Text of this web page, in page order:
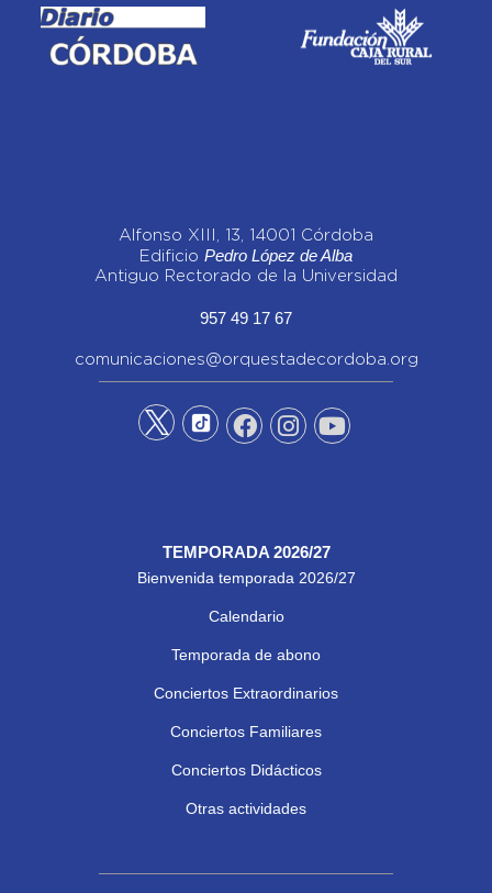
Alfonso XIII, 13, 14001 Córdoba
Edificio Pedro López de Alba
Antiguo Rectorado de la Universidad
957 49 17 67
comunicaciones@orquestadecordoba.org
TEMPORADA 2026/27
Bienvenida temporada 2026/27
Calendario
Temporada de abono
Conciertos Extraordinarios
Conciertos Familiares
Conciertos Didácticos
Otras actividades